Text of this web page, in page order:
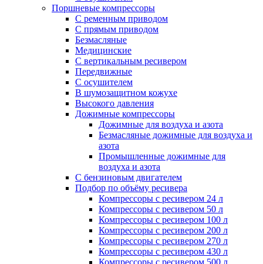
Поршневые компрессоры
С ременным приводом
С прямым приводом
Безмасляные
Медицинские
С вертикальным ресивером
Передвижные
С осушителем
В шумозащитном кожухе
Высокого давления
Дожимные компрессоры
Дожимные для воздуха и азота
Безмасляные дожимные для воздуха и
азота
Промышленные дожимные для
воздуха и азота
С бензиновым двигателем
Подбор по объёму ресивера
Компрессоры с ресивером 24 л
Компрессоры с ресивером 50 л
Компрессоры с ресивером 100 л
Компрессоры с ресивером 200 л
Компрессоры с ресивером 270 л
Компрессоры с ресивером 430 л
Компрессоры с ресивером 500 л